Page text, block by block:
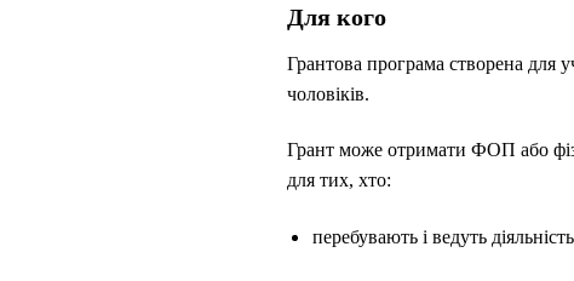
Для кого
Грантова програма створена для
чоловіків.
Грант може отримати ФОП або
для тих, хто:
перебувають і ведуть